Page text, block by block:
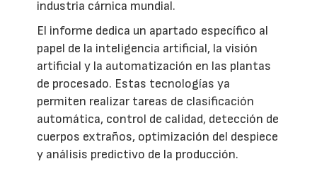
industria cárnica mundial.
El informe dedica un apartado específico al
papel de la inteligencia artificial, la visión
artificial y la automatización en las plantas
de procesado. Estas tecnologías ya
permiten realizar tareas de clasificación
automática, control de calidad, detección de
cuerpos extraños, optimización del despiece
y análisis predictivo de la producción.